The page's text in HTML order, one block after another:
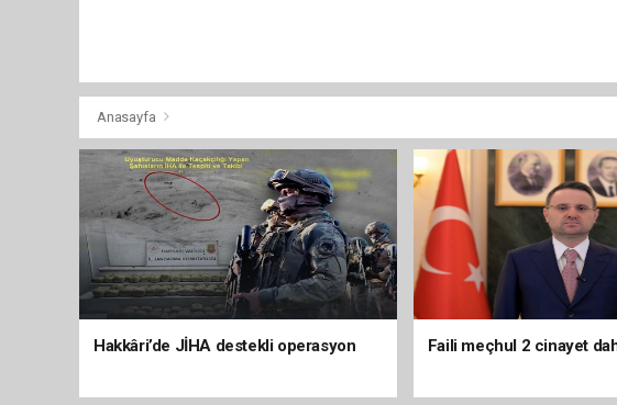
Anasayfa
Hakkâri’de JİHA destekli operasyon Faili meçhul 2 cinayet